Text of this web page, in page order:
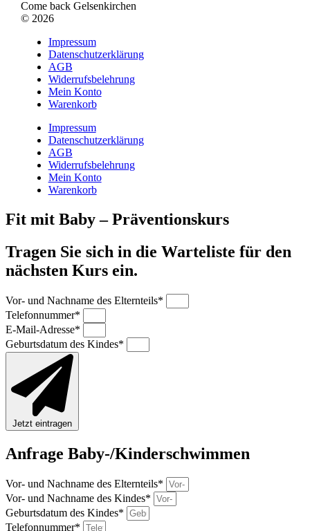
Come back Gelsenkirchen
© 2026
Impressum
Datenschutzerklärung
AGB
Widerrufsbelehrung
Mein Konto
Warenkorb
Impressum
Datenschutzerklärung
AGB
Widerrufsbelehrung
Mein Konto
Warenkorb
Fit mit Baby – Präventionskurs
Tragen Sie sich in die Warteliste für den
nächsten Kurs ein.
Vor- und Nachname des Elternteils*
Telefonnummer*
E-Mail-Adresse*
Geburtsdatum des Kindes*
Jetzt eintragen
Anfrage Baby-/Kinderschwimmen
Vor- und Nachname des Elternteils*
Vor- und Nachname des Kindes*
Geburtsdatum des Kindes*
Telefonnummer*